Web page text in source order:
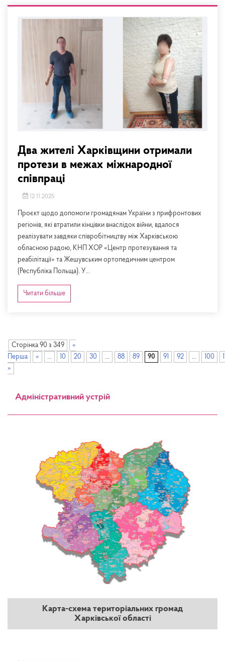
Два жителі Харківщини отримали
протези в межах міжнародної
співпраці
12.11.2025
Проєкт щодо допомоги громадянам України з прифронтових
регіонів, які втратили кінцівки внаслідок війни, вдалося
реалізувати завдяки співробітництву між Харківською
обласною радою, КНП ХОР «Центр протезування та
реабілітації» та Жешувським ортопедичним центром
(Республіка Польща). У...
Читати більше
Сторінка 90 з 349
«
Перша
« ... 10 20 30 ... 88 89 90 91 92 ... 100
»
Адміністративний устрій
Карта-схема територіальних громад
Харківської області